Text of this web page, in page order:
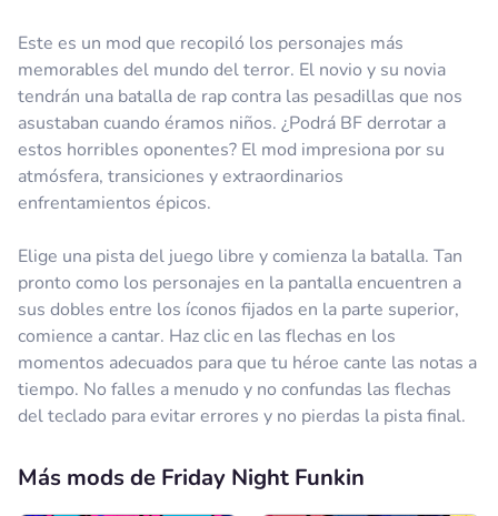
Este es un mod que recopiló los personajes más
memorables del mundo del terror. El novio y su novia
tendrán una batalla de rap contra las pesadillas que nos
asustaban cuando éramos niños. ¿Podrá BF derrotar a
estos horribles oponentes? El mod impresiona por su
atmósfera, transiciones y extraordinarios
enfrentamientos épicos.
Elige una pista del juego libre y comienza la batalla. Tan
pronto como los personajes en la pantalla encuentren a
sus dobles entre los íconos fijados en la parte superior,
comience a cantar. Haz clic en las flechas en los
momentos adecuados para que tu héroe cante las notas a
tiempo. No falles a menudo y no confundas las flechas
del teclado para evitar errores y no pierdas la pista final.
Más mods de Friday Night Funkin